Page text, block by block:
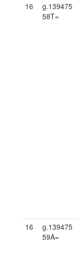
16
g.139475
58T=
16
g.139475
59A=